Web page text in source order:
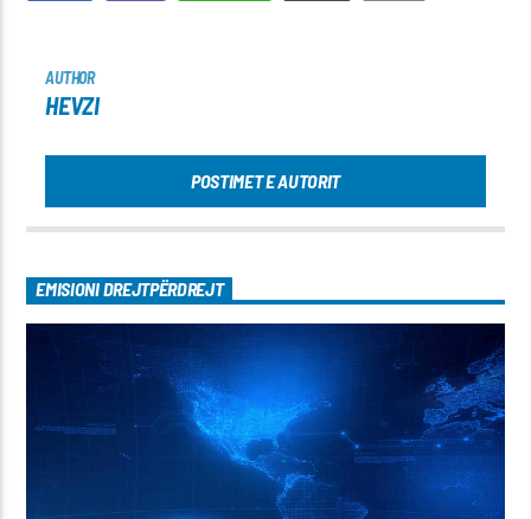
AUTHOR
HEVZI
POSTIMET E AUTORIT
EMISIONI DREJTPËRDREJT